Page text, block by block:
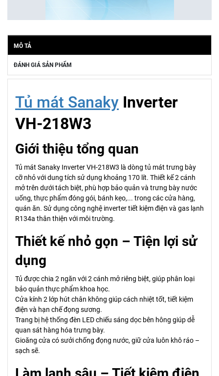
MÔ TẢ
ĐÁNH GIÁ SẢN PHẨM
Tủ mát Sanaky Inverter
VH-218W3
Giới thiệu tổng quan
Tủ mát Sanaky Inverter VH-218W3 là dòng tủ mát trưng bày
cỡ nhỏ với dung tích sử dụng khoảng 170 lít. Thiết kế 2 cánh
mở trên dưới tách biệt, phù hợp bảo quản và trưng bày nước
uống, thực phẩm đóng gói, bánh kẹo,... trong các cửa hàng,
quán ăn. Sử dụng công nghệ inverter tiết kiệm điện và gas lạnh
R134a thân thiện với môi trường.
Thiết kế nhỏ gọn – Tiện lợi sử
dụng
Tủ được chia 2 ngăn với 2 cánh mở riêng biệt, giúp phân loại
bảo quản thực phẩm khoa học.
Cửa kính 2 lớp hút chân không giúp cách nhiệt tốt, tiết kiệm
điện và hạn chế đọng sương.
Trang bị hệ thống đèn LED chiếu sáng dọc bên hông giúp dễ
quan sát hàng hóa trưng bày.
Gioăng cửa có sưởi chống đọng nước, giữ cửa luôn khô ráo –
sạch sẽ.